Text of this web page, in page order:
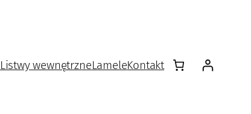
Listwy wewnętrzneLameleKontakt